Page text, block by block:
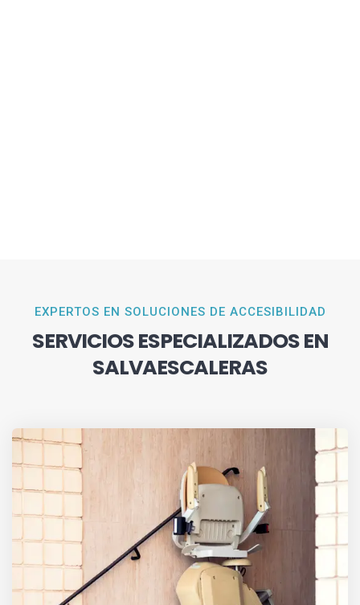
EXPERTOS EN SOLUCIONES DE ACCESIBILIDAD
SERVICIOS ESPECIALIZADOS EN
SALVAESCALERAS